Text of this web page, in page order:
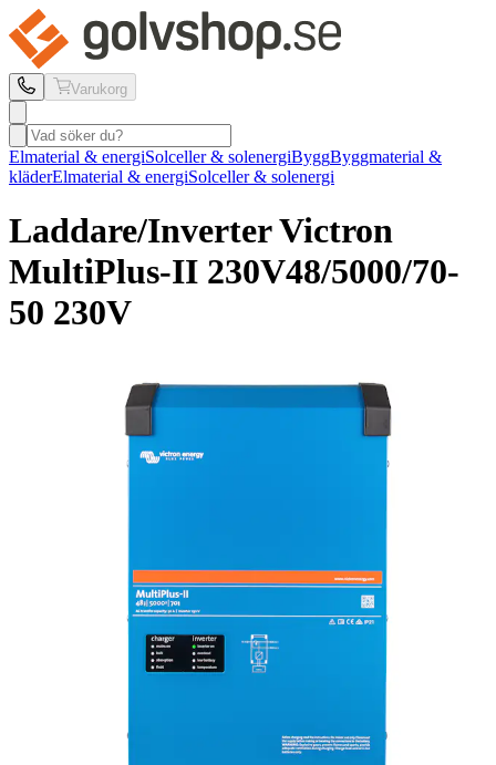
Varukorg
Elmaterial & energiSolceller & solenergiByggByggmaterial &
kläderElmaterial & energiSolceller & solenergi
Laddare/Inverter Victron
MultiPlus-II 230V48/5000/70-
50 230V